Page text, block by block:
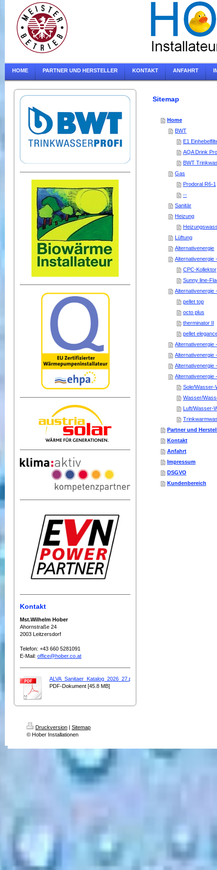
HOME PARTNER UND HERSTELLER KONTAKT ANFAHRT
Kontakt
Mst.Wilhelm Hober
Ahornstraße 24
2003 Leitzersdorf
Telefon: +43 660 5281091
E-Mail: office@hober.co.at
ALVA_Sanitaer_Katalog_2026_27.pdf
PDF-Dokument [45.8 MB]
Sitemap
Home
BWT
E1
AQA Drink
BWT
Gas
Prodoral R6-1
--
Sanitär
Heizung
Lüftung
Alternativenergie
Alternativenergie
CPC-Kollektor
Sunny line-
Alternativenergie
pellet top
octo plus
therminator II
pellet
Alternativenergie
Alternativenergie
Alternativenergie
Alternativenergie
Sole/Wasser-
Wasser/
Luft/Wasser-
Partner und
Kontakt
Anfahrt
Impressum
DSGVO
Kundenbereich
Druckversion | Sitemap
© Hober Installationen